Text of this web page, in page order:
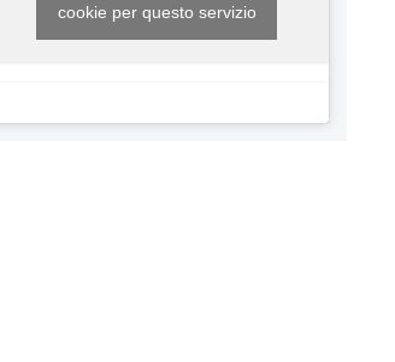
cookie per questo servizio